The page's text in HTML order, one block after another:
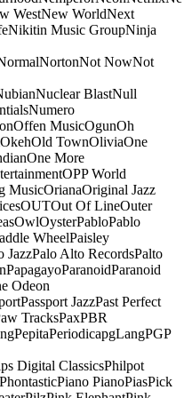
WestNew WorldNext
Nikitin Music GroupNinja
NortonNot NowNot
Nuclear BlastNull
Numero
Offen MusicOgunOh
OkehOld TownOliviaOne
One More
OPP World
MusicOrianaOriginal Jazz
OUTOut Of LineOuter
OwlOysterPabloPablo
WheelPaisley
JazzPalo Alto RecordsPalto
PapagayoParanoidParanoid
Odeon
Passport JazzPast Perfect
TracksPaxPBR
PepitaPeriodicapgLangPGP
Digital ClassicsPhilpot
PhontasticPiano PianoPiasPick